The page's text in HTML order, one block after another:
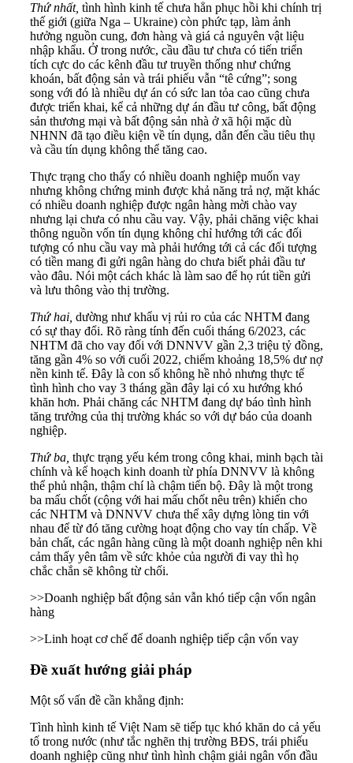
Thứ nhất, tình hình kinh tế chưa hẳn phục hồi khi chính trị
thế giới (giữa Nga – Ukraine) còn phức tạp, làm ảnh
hưởng nguồn cung, đơn hàng và giá cả nguyên vật liệu
nhập khẩu. Ở trong nước, cầu đầu tư chưa có tiến triển
tích cực do các kênh đầu tư truyền thống như chứng
khoán, bất động sản và trái phiếu vẫn “tê cứng”; song
song với đó là nhiều dự án có sức lan tỏa cao cũng chưa
được triển khai, kể cả những dự án đầu tư công, bất động
sản thương mại và bất động sản nhà ở xã hội mặc dù
NHNN đã tạo điều kiện về tín dụng, dẫn đến cầu tiêu thụ
và cầu tín dụng không thể tăng cao.
Thực trạng cho thấy có nhiều doanh nghiệp muốn vay
nhưng không chứng minh được khả năng trả nợ, mặt khác
có nhiều doanh nghiệp được ngân hàng mời chào vay
nhưng lại chưa có nhu cầu vay. Vậy, phải chăng việc khai
thông nguồn vốn tín dụng không chỉ hướng tới các đối
tượng có nhu cầu vay mà phải hướng tới cả các đối tượng
có tiền mang đi gửi ngân hàng do chưa biết phải đầu tư
vào đâu. Nói một cách khác là làm sao để họ rút tiền gửi
và lưu thông vào thị trường.
Thứ hai, dường như khẩu vị rủi ro của các NHTM đang
có sự thay đổi. Rõ ràng tính đến cuối tháng 6/2023, các
NHTM đã cho vay đối với DNNVV gần 2,3 triệu tỷ đồng,
tăng gần 4% so với cuối 2022, chiếm khoảng 18,5% dư nợ
nền kinh tế. Đây là con số không hề nhỏ nhưng thực tế
tình hình cho vay 3 tháng gần đây lại có xu hướng khó
khăn hơn. Phải chăng các NHTM đang dự báo tình hình
tăng trưởng của thị trường khác so với dự báo của doanh
nghiệp.
Thứ ba, thực trạng yếu kém trong công khai, minh bạch tài
chính và kế hoạch kinh doanh từ phía DNNVV là không
thể phủ nhận, thậm chí là chậm tiến bộ. Đây là một trong
ba mấu chốt (cộng với hai mấu chốt nêu trên) khiến cho
các NHTM và DNNVV chưa thể xây dựng lòng tin với
nhau để từ đó tăng cường hoạt động cho vay tín chấp. Về
bản chất, các ngân hàng cũng là một doanh nghiệp nên khi
cảm thấy yên tâm về sức khỏe của người đi vay thì họ
chắc chắn sẽ không từ chối.
>>Doanh nghiệp bất động sản vẫn khó tiếp cận vốn ngân
hàng
>>Linh hoạt cơ chế để doanh nghiệp tiếp cận vốn vay
Đề xuất hướng giải pháp
Một số vấn đề cần khẳng định:
Tình hình kinh tế Việt Nam sẽ tiếp tục khó khăn do cả yếu
tố trong nước (như tắc nghẽn thị trường BĐS, trái phiếu
doanh nghiệp cũng như tình hình chậm giải ngân vốn đầu